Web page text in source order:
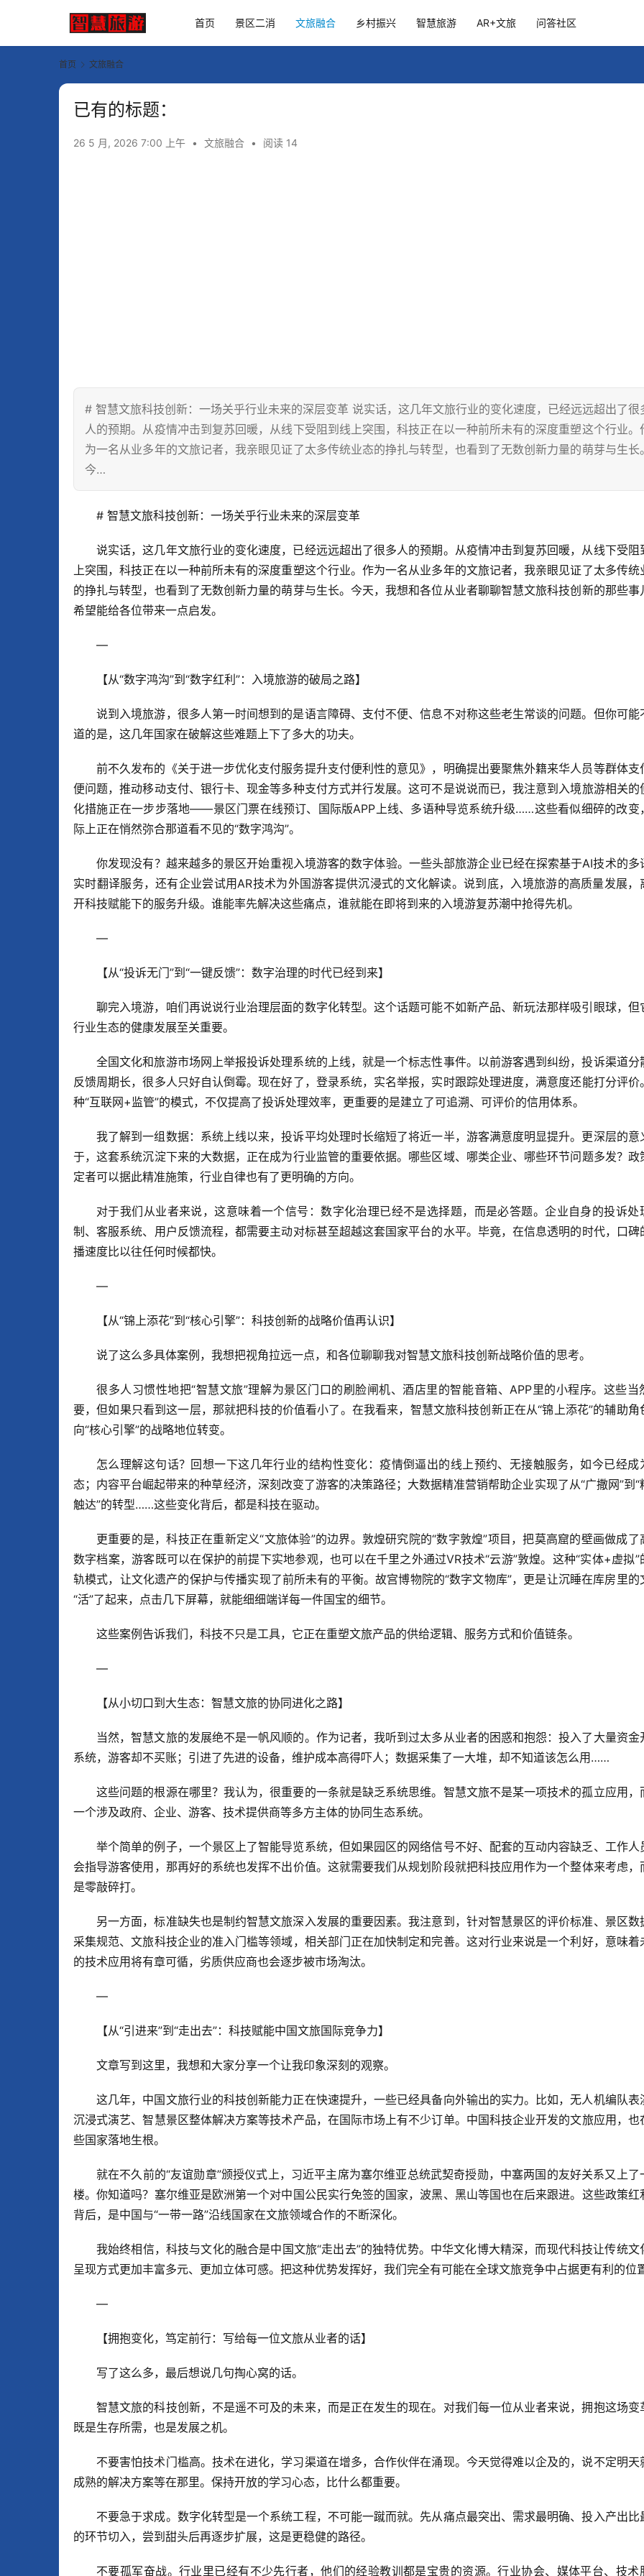
首页 景区二消 文旅融合 乡村振兴 智慧旅游 AR+文旅 问答社区
首页 文旅融合
已有的标题：
26 5 月, 2026 7:00 上午 • 文旅融合 • 阅读 14
# 智慧文旅科技创新：一场关乎行业未来的深层变革 说实话，这几年文旅行业的变化速度，已经远远超出了很
人的预期。从疫情冲击到复苏回暖，从线下受阻到线上突围，科技正在以一种前所未有的深度重塑这个行业。
为一名从业多年的文旅记者，我亲眼见证了太多传统业态的挣扎与转型，也看到了无数创新力量的萌芽与生长。
今…
# 智慧文旅科技创新：一场关乎行业未来的深层变革
说实话，这几年文旅行业的变化速度，已经远远超出了很多人的预期。从疫情冲击到复苏回暖，从线下受阻
上突围，科技正在以一种前所未有的深度重塑这个行业。作为一名从业多年的文旅记者，我亲眼见证了太多传统
的挣扎与转型，也看到了无数创新力量的萌芽与生长。今天，我想和各位从业者聊聊智慧文旅科技创新的那些事
希望能给各位带来一点启发。
—
【从“数字鸿沟”到“数字红利”：入境旅游的破局之路】
说到入境旅游，很多人第一时间想到的是语言障碍、支付不便、信息不对称这些老生常谈的问题。但你可能
道的是，这几年国家在破解这些难题上下了多大的功夫。
前不久发布的《关于进一步优化支付服务提升支付便利性的意见》，明确提出要聚焦外籍来华人员等群体支
便问题，推动移动支付、银行卡、现金等多种支付方式并行发展。这可不是说说而已，我注意到入境旅游相关的
化措施正在一步步落地——景区门票在线预订、国际版APP上线、多语种导览系统升级……这些看似细碎的改变
际上正在悄然弥合那道看不见的“数字鸿沟”。
你发现没有？越来越多的景区开始重视入境游客的数字体验。一些头部旅游企业已经在探索基于AI技术的多
实时翻译服务，还有企业尝试用AR技术为外国游客提供沉浸式的文化解读。说到底，入境旅游的高质量发展，
开科技赋能下的服务升级。谁能率先解决这些痛点，谁就能在即将到来的入境游复苏潮中抢得先机。
—
【从“投诉无门”到“一键反馈”：数字治理的时代已经到来】
聊完入境游，咱们再说说行业治理层面的数字化转型。这个话题可能不如新产品、新玩法那样吸引眼球，但
行业生态的健康发展至关重要。
全国文化和旅游市场网上举报投诉处理系统的上线，就是一个标志性事件。以前游客遇到纠纷，投诉渠道分
反馈周期长，很多人只好自认倒霉。现在好了，登录系统，实名举报，实时跟踪处理进度，满意度还能打分评价
种“互联网+监管”的模式，不仅提高了投诉处理效率，更重要的是建立了可追溯、可评价的信用体系。
我了解到一组数据：系统上线以来，投诉平均处理时长缩短了将近一半，游客满意度明显提升。更深层的意
于，这套系统沉淀下来的大数据，正在成为行业监管的重要依据。哪些区域、哪类企业、哪些环节问题多发？政
定者可以据此精准施策，行业自律也有了更明确的方向。
对于我们从业者来说，这意味着一个信号：数字化治理已经不是选择题，而是必答题。企业自身的投诉处
制、客服系统、用户反馈流程，都需要主动对标甚至超越这套国家平台的水平。毕竟，在信息透明的时代，口碑
播速度比以往任何时候都快。
—
【从“锦上添花”到“核心引擎”：科技创新的战略价值再认识】
说了这么多具体案例，我想把视角拉远一点，和各位聊聊我对智慧文旅科技创新战略价值的思考。
很多人习惯性地把“智慧文旅”理解为景区门口的刷脸闸机、酒店里的智能音箱、APP里的小程序。这些当
要，但如果只看到这一层，那就把科技的价值看小了。在我看来，智慧文旅科技创新正在从“锦上添花”的辅助角
向“核心引擎”的战略地位转变。
怎么理解这句话？回想一下这几年行业的结构性变化：疫情倒逼出的线上预约、无接触服务，如今已经成
态；内容平台崛起带来的种草经济，深刻改变了游客的决策路径；大数据精准营销帮助企业实现了从“广撒网”到“
触达”的转型……这些变化背后，都是科技在驱动。
更重要的是，科技正在重新定义“文旅体验”的边界。敦煌研究院的“数字敦煌”项目，把莫高窟的壁画做成了
数字档案，游客既可以在保护的前提下实地参观，也可以在千里之外通过VR技术“云游”敦煌。这种“实体+虚拟”
轨模式，让文化遗产的保护与传播实现了前所未有的平衡。故宫博物院的“数字文物库”，更是让沉睡在库房里的
“活”了起来，点击几下屏幕，就能细细端详每一件国宝的细节。
这些案例告诉我们，科技不只是工具，它正在重塑文旅产品的供给逻辑、服务方式和价值链条。
—
【从小切口到大生态：智慧文旅的协同进化之路】
当然，智慧文旅的发展绝不是一帆风顺的。作为记者，我听到过太多从业者的困惑和抱怨：投入了大量资金
系统，游客却不买账；引进了先进的设备，维护成本高得吓人；数据采集了一大堆，却不知道该怎么用……
这些问题的根源在哪里？我认为，很重要的一条就是缺乏系统思维。智慧文旅不是某一项技术的孤立应用，
一个涉及政府、企业、游客、技术提供商等多方主体的协同生态系统。
举个简单的例子，一个景区上了智能导览系统，但如果园区的网络信号不好、配套的互动内容缺乏、工作人
会指导游客使用，那再好的系统也发挥不出价值。这就需要我们从规划阶段就把科技应用作为一个整体来考虑，
是零敲碎打。
另一方面，标准缺失也是制约智慧文旅深入发展的重要因素。我注意到，针对智慧景区的评价标准、景区数
采集规范、文旅科技企业的准入门槛等领域，相关部门正在加快制定和完善。这对行业来说是一个利好，意味着
的技术应用将有章可循，劣质供应商也会逐步被市场淘汰。
—
【从“引进来”到“走出去”：科技赋能中国文旅国际竞争力】
文章写到这里，我想和大家分享一个让我印象深刻的观察。
这几年，中国文旅行业的科技创新能力正在快速提升，一些已经具备向外输出的实力。比如，无人机编队表
沉浸式演艺、智慧景区整体解决方案等技术产品，在国际市场上有不少订单。中国科技企业开发的文旅应用，也
些国家落地生根。
就在不久前的“友谊勋章”颁授仪式上，习近平主席为塞尔维亚总统武契奇授勋，中塞两国的友好关系又上了
楼。你知道吗？塞尔维亚是欧洲第一个对中国公民实行免签的国家，波黑、黑山等国也在后来跟进。这些政策红
背后，是中国与“一带一路”沿线国家在文旅领域合作的不断深化。
我始终相信，科技与文化的融合是中国文旅“走出去”的独特优势。中华文化博大精深，而现代科技让传统文
呈现方式更加丰富多元、更加立体可感。把这种优势发挥好，我们完全有可能在全球文旅竞争中占据更有利的位置
—
【拥抱变化，笃定前行：写给每一位文旅从业者的话】
写了这么多，最后想说几句掏心窝的话。
智慧文旅的科技创新，不是遥不可及的未来，而是正在发生的现在。对我们每一位从业者来说，拥抱这场变
既是生存所需，也是发展之机。
不要害怕技术门槛高。技术在进化，学习渠道在增多，合作伙伴在涌现。今天觉得难以企及的，说不定明天
成熟的解决方案等在那里。保持开放的学习心态，比什么都重要。
不要急于求成。数字化转型是一个系统工程，不可能一蹴而就。先从痛点最突出、需求最明确、投入产出比
的环节切入，尝到甜头后再逐步扩展，这是更稳健的路径。
不要孤军奋战。行业里已经有不少先行者，他们的经验教训都是宝贵的资源。行业协会、媒体平台、技术